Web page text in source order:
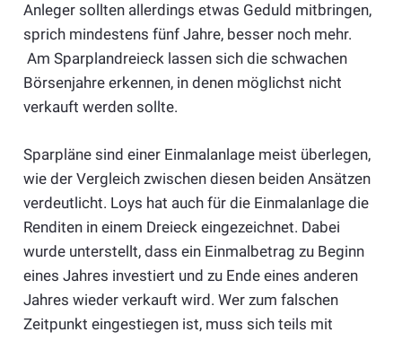
Anleger sollten allerdings etwas Geduld mitbringen,
sprich mindestens fünf Jahre, besser noch mehr.
Am Sparplandreieck lassen sich die schwachen
Börsenjahre erkennen, in denen möglichst nicht
verkauft werden sollte.
Sparpläne sind einer Einmalanlage meist überlegen,
wie der Vergleich zwischen diesen beiden Ansätzen
verdeutlicht. Loys hat auch für die Einmalanlage die
Renditen in einem Dreieck eingezeichnet. Dabei
wurde unterstellt, dass ein Einmalbetrag zu Beginn
eines Jahres investiert und zu Ende eines anderen
Jahres wieder verkauft wird. Wer zum falschen
Zeitpunkt eingestiegen ist, muss sich teils mit